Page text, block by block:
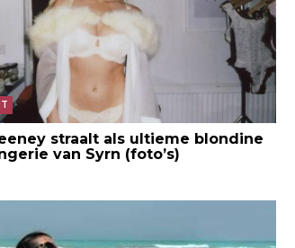
straalt als ultieme blondine
van Syrn (foto’s)